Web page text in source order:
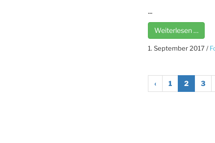
...
Weiterlesen …
1. September 2017/
‹ 1 2 3